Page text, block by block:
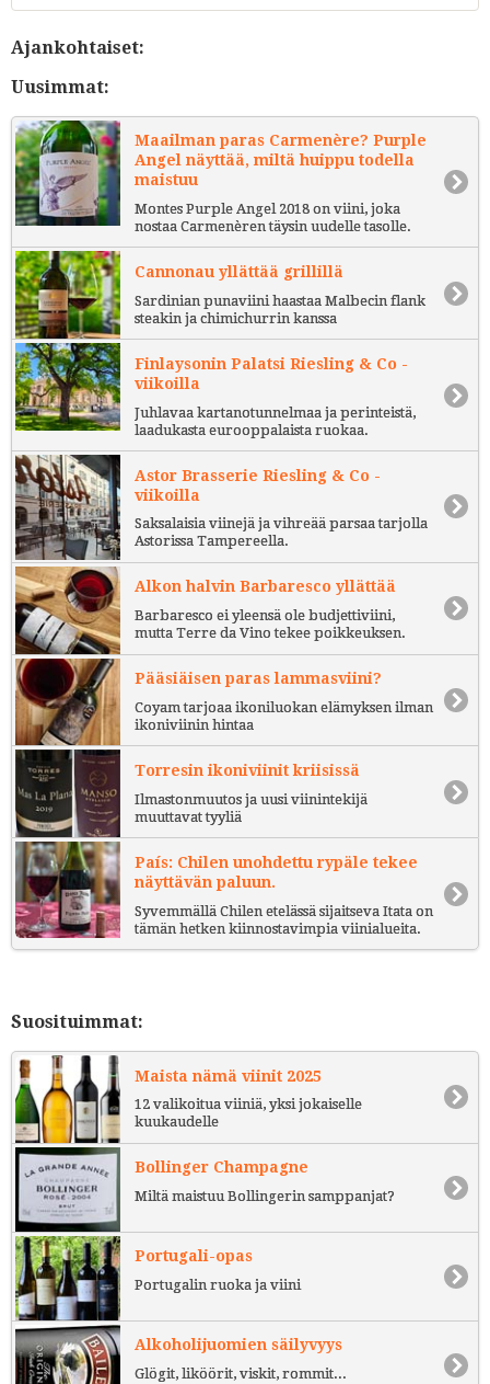
Ajankohtaiset:
Uusimmat:
Maailman paras Carmenère? Purple
Angel näyttää, miltä huippu todella
maistuu
Montes Purple Angel 2018 on viini, joka
nostaa Carmenèren täysin uudelle tasolle.
Cannonau yllättää grillillä
Sardinian punaviini haastaa Malbecin flank
steakin ja chimichurrin kanssa
Finlaysonin Palatsi Riesling & Co -
viikoilla
Juhlavaa kartanotunnelmaa ja perinteistä,
laadukasta eurooppalaista ruokaa.
Astor Brasserie Riesling & Co -
viikoilla
Saksalaisia viinejä ja vihreää parsaa tarjolla
Astorissa Tampereella.
Alkon halvin Barbaresco yllättää
Barbaresco ei yleensä ole budjettiviini,
mutta Terre da Vino tekee poikkeuksen.
Pääsiäisen paras lammasviini?
Coyam tarjoaa ikoniluokan elämyksen ilman
ikoniviinin hintaa
Torresin ikoniviinit kriisissä
Ilmastonmuutos ja uusi viinintekijä
muuttavat tyyliä
País: Chilen unohdettu rypäle tekee
näyttävän paluun.
Syvemmällä Chilen etelässä sijaitseva Itata on
tämän hetken kiinnostavimpia viinialueita.
Suosituimmat:
Maista nämä viinit 2025
12 valikoitua viiniä, yksi jokaiselle
kuukaudelle
Bollinger Champagne
Miltä maistuu Bollingerin samppanjat?
Portugali-opas
Portugalin ruoka ja viini
Alkoholijuomien säilyvyys
Glögit, liköörit, viskit, rommit...